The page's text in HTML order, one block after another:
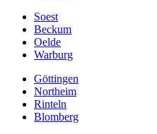
Soest
Beckum
Oelde
Warburg
Göttingen
Northeim
Rinteln
Blomberg